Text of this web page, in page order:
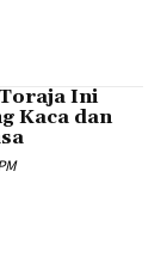
Ini
Kaca dan